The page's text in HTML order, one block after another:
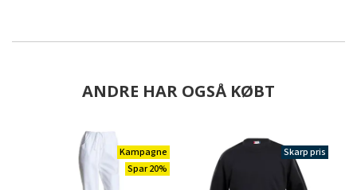
ANDRE HAR OGSÅ KØBT
Kampagne
Spar 20%
Skarp pris